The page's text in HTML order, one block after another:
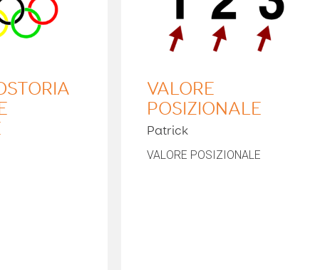
VALORE
POSIZIONALE
Patrick
VALORE POSIZIONALE